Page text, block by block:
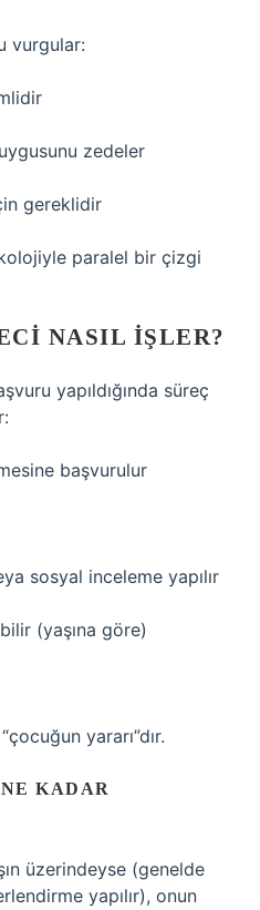
vurgular:
zedeler
gereklidir
paralel bir çizgi
NASIL İŞLER?
yapıldığında süreç
başvurulur
sosyal inceleme yapılır
(yaşına göre)
yararı”dır.
KADAR
üzerindeyse (genelde
yapılır), onun